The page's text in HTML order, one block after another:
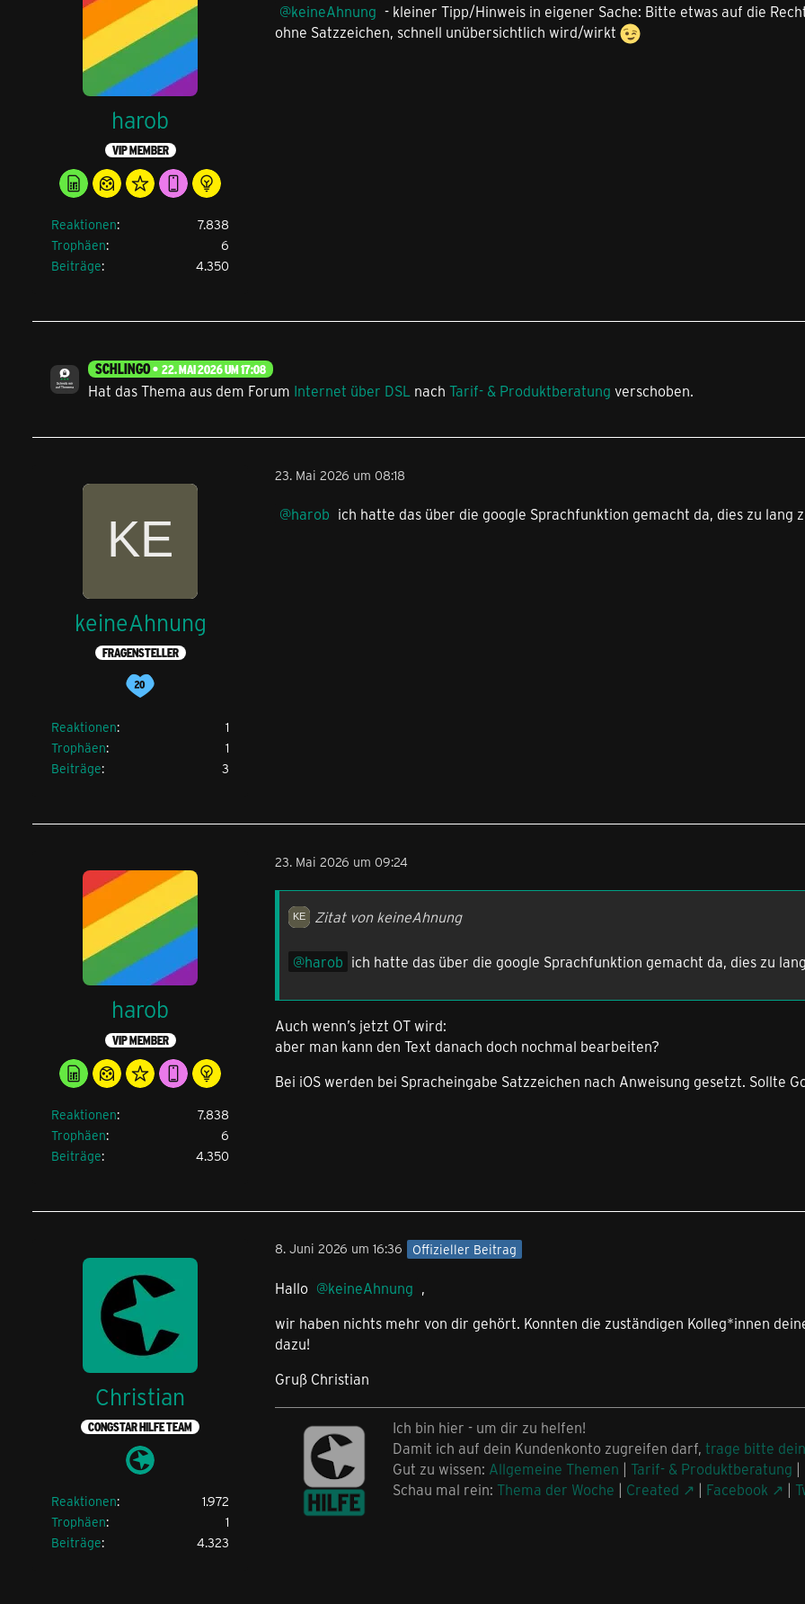
harob
VIP MEMBER
Reaktionen
7.838
Trophäen
6
Beiträge
4.350
keineAhnung - kleiner Tipp/Hinweis in eigener Sache: Bitte etwas auf die
ohne Satzzeichen, schnell unübersichtlich wird/wirkt
SCHLINGO 22. MAI 2026 UM 17:08
Hat das Thema aus dem Forum Internet über DSL nach Tarif- & Produktberatung verschoben.
keineAhnung
FRAGENSTELLER
Reaktionen
1
Trophäen
1
Beiträge
3
23. Mai 2026 um 08:18
harob ich hatte das über die google Sprachfunktion gemacht da, dies zu lang
harob
VIP MEMBER
Reaktionen
7.838
Trophäen
6
Beiträge
4.350
23. Mai 2026 um 09:24
Zitat von keineAhnung
harob ich hatte das über die google Sprachfunktion gemacht da, dies zu
Auch wenn’s jetzt OT wird:
aber man kann den Text danach doch nochmal bearbeiten?
Bei iOS werden bei Spracheingabe Satzzeichen nach Anweisung gesetzt. Sollte
Christian
CONGSTAR HILFE TEAM
Reaktionen
1.972
Trophäen
1
Beiträge
4.323
8. Juni 2026 um 16:36 Offizieller Beitrag
Hallo keineAhnung ,
wir haben nichts mehr von dir gehört. Konnten die zuständigen Kolleg*innen
dazu!
Gruß Christian
Ich bin hier - um dir zu helfen!
Damit ich auf dein Kundenkonto zugreifen darf, trage bitte
Gut zu wissen: Allgemeine Themen | Tarif- & Produktberatung |
Schau mal rein: Thema der Woche | Created | Facebook |